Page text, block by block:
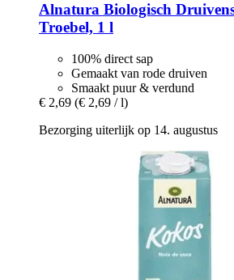
Alnatura Biologisch
Troebel, 1 l
100% direct sap
Gemaakt van rode druiven
Smaakt puur & verdund
€ 2,69 (€ 2,69 / l)
Bezorging uiterlijk op 14. augustus